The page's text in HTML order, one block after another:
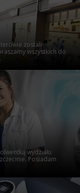
zostali
wszystkich do
wydziału
Posiadam